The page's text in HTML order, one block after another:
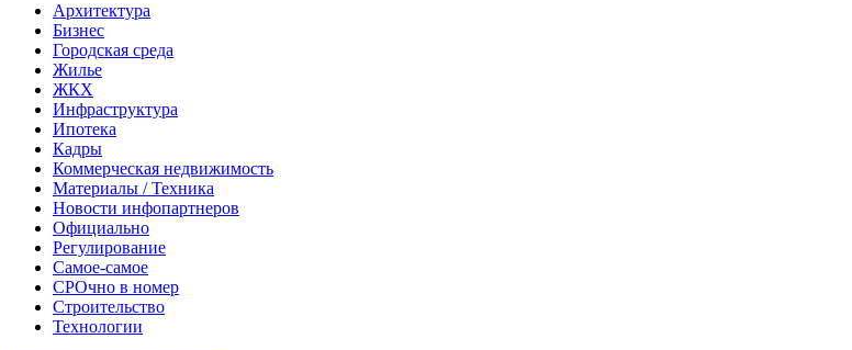
Архитектура
Бизнес
Городская среда
Жилье
ЖКХ
Инфраструктура
Ипотека
Кадры
Коммерческая недвижимость
Материалы / Техника
Новости инфопартнеров
Официально
Регулирование
Самое-самое
СРОчно в номер
Строительство
Технологии